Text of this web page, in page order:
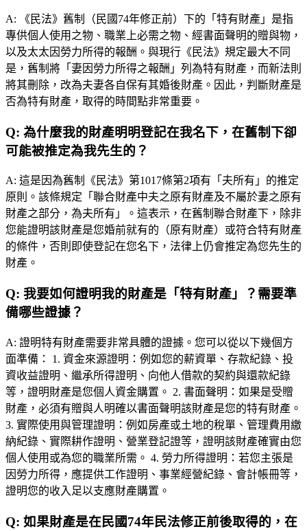
A:
《民法》舊制（民國74年修正前）下的「特有財產」是指
專供個人使用之物、職業上必需之物、經書面聲明的贈與物，
以及太太因勞力所得的報酬。與現行《民法》規定最大不同
是，舊制將「妻因勞力所得之報酬」列為特有財產，而新法則
將其刪除，改為夫妻各自保有其婚後財產。因此，判斷財產是
否為特有財產，取得的時間點非常重要。
Q: 為什麼我的財產明明登記在我名下，在舊制下卻
可能被推定為我先生的？
A: 這是因為舊制《民法》第1017條第2項有「夫所有」的推定
原則。該條規定「聯合財產中夫之原有財產及不屬於妻之原有
財產之部分，為夫所有」。這表示，在舊制聯合財產下，除非
您能證明該財產是您婚前就有的（原有財產）或符合特有財產
的條件，否則即使登記在您名下，法律上仍會推定為您先生的
財產。
Q: 我要如何證明我的財產是「特有財產」？需要準
備哪些證據？
A: 證明特有財產需要非常具體的證據。您可以從以下幾個方
面準備： 1. 資金來源證明：例如您的薪資單、存款紀錄、投
資收益證明、繼承所得證明、向他人借款的契約與還款紀錄
等，證明財產是您個人資金購置。 2. 書面聲明：如果是受贈
財產，必須有贈與人明確以書面聲明該財產是您的特有財產。
3. 實際使用與管理證明：例如房產或土地的稅單、管理費用繳
納紀錄、實際耕作證明、營業登記證等，證明該財產確實由您
個人使用或為您的職業所需。 4. 勞力所得證明：若您主張是
因勞力所得，應提供工作證明、事業經營紀錄、會計帳冊等，
證明您的收入足以支應財產購置。
Q: 如果財產是在民國74年民法修正前後取得的，在